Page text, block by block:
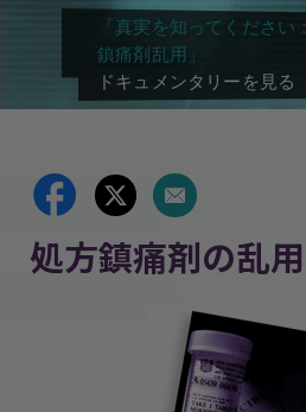
「真実を知ってください：
鎮痛剤乱用」
ドキュメンタリーを見る
処方鎮痛剤の乱用